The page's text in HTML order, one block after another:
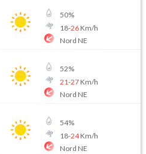
50%
18-26Km/h
Nord NE
52%
21-27Km/h
Nord NE
54%
18-24Km/h
Nord NE